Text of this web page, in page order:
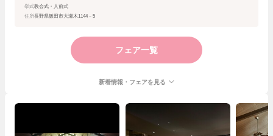
挙式教会式・人前式
住所長野県飯田市大瀬木1144－5
フェア一覧
新着情報・フェアを見る